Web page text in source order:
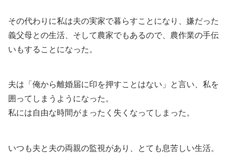
その代わりに私は夫の実家で暮らすことになり、嫌だった
義父母との生活、そして農家でもあるので、農作業の手伝
いもすることになった。
夫は「俺から離婚届に印を押すことはない」と言い、私を
囲ってしまうようになった。
私には自由な時間がまったく失くなってしまった。
いつも夫と夫の両親の監視があり、とても息苦しい生活。